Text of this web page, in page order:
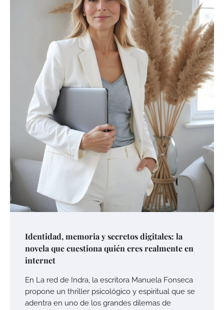
Identidad, memoria y secretos digitales: la
novela que cuestiona quién eres realmente en
internet
En La red de Indra, la escritora Manuela Fonseca
propone un thriller psicológico y espiritual que se
adentra en uno de los grandes dilemas de